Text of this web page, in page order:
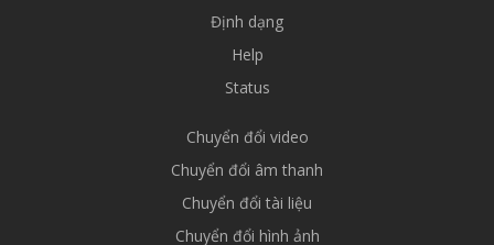
Định dạng
Help
Status
Chuyển đổi video
Chuyển đổi âm thanh
Chuyển đổi tài liệu
Chuyển đổi hình ảnh